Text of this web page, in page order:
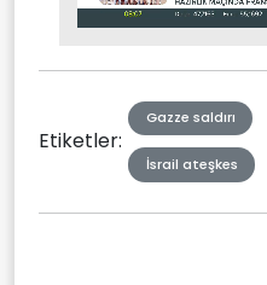
Mute Stream
Etiketler:
Gazze saldırı
İsrail ateşkes